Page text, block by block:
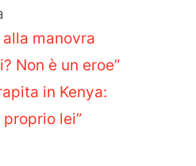
manovra
Non è un eroe”
in Kenya:
lei”